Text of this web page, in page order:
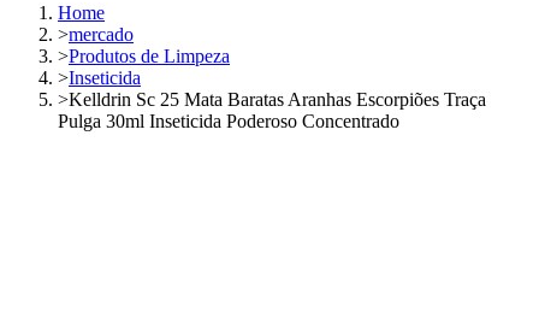
Home
>mercado
>Produtos de Limpeza
>Inseticida
>Kelldrin Sc 25 Mata Baratas Aranhas Escorpiões Traça
Pulga 30ml Inseticida Poderoso Concentrado